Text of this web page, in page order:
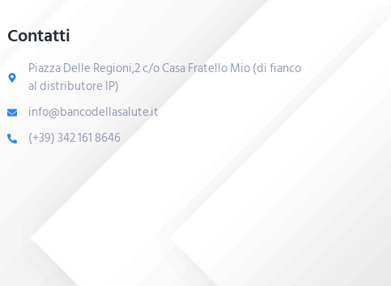
Contatti
Piazza Delle Regioni,2 c/o Casa Fratello Mio (di fianco
al distributore IP)
info@bancodellasalute.it
(+39) 342 161 8646